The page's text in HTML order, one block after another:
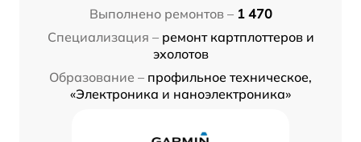
Выполнено ремонтов – 1 470
Специализация – ремонт картплоттеров и
эхолотов
Образование – профильное техническое,
«Электроника и наноэлектроника»